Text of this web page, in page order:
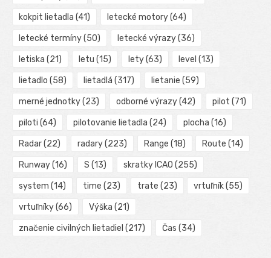
kokpit lietadla (41) letecké motory(64)
letecké termíny(50) letecké výrazy(36)
letiska (21) letu (15) lety(63) level (13)
lietadlo (58) lietadlá (317) lietanie (59)
merné jednotky(23) odborné výrazy(42) pilot (71)
piloti (64) pilotovanie lietadla (24) plocha (16)
Radar(22) radary(223) Range (18) Route (14)
Runway(16) S (13) skratky ICAO (255)
system (14) time (23) trate (23) vrtuľník(55)
vrtuľníky(66) Výška (21)
značenie civilných lietadiel (217) Čas (34)